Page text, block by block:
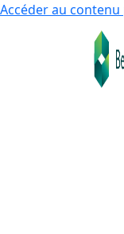
Accéder au